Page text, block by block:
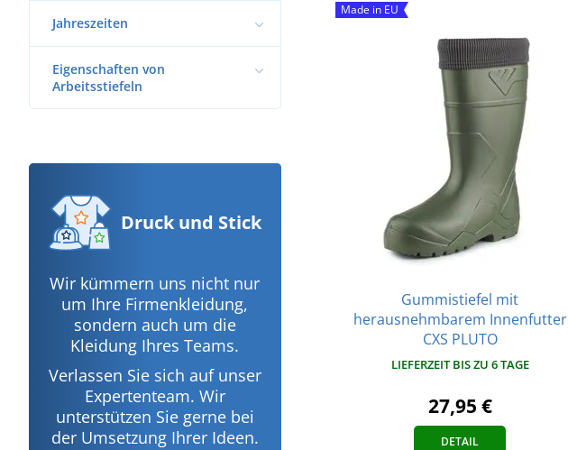
Jahreszeiten
Eigenschaften von
Arbeitsstiefeln
Druck und Stick
Wir kümmern uns nicht nur
um Ihre Firmenkleidung,
sondern auch um die
Kleidung Ihres Teams.
Verlassen Sie sich auf unser
Expertenteam. Wir
unterstützen Sie gerne bei
der Umsetzung Ihrer Ideen.
Made in EU
Gummistiefel mit
herausnehmbarem Innenfutter
CXS PLUTO
LIEFERZEIT BIS ZU 6 TAGE
27,95 €
DETAIL